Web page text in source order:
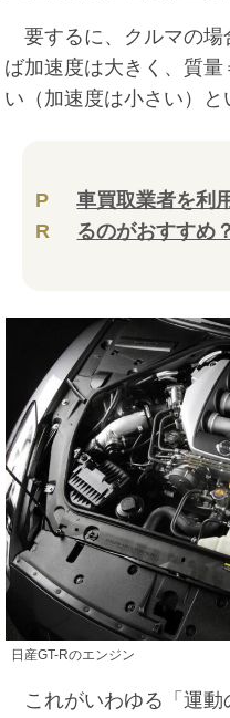
要するに、クルマの場
ば加速度は大きく、質
い（加速度は小さい）と
P
R
車買取業者を利
るのがおすすめ
日産GT-Rのエンジン
これがいわゆる「運動